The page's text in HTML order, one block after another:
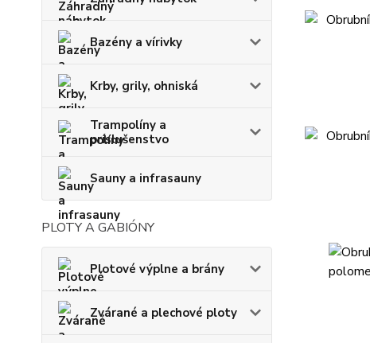
Bazény a vírivky
Krby, grily, ohniská
Trampolíny a
príslušenstvo
Sauny a infrasauny
PLOTY A GABIÓNY
Plotové výplne a brány
Zvárané a plechové ploty